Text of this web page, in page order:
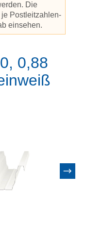
Die
Postleitzahlen-
einsehen.
0,88